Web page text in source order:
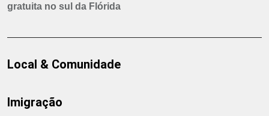
gratuita no sul da Flórida
Local & Comunidade
Imigração